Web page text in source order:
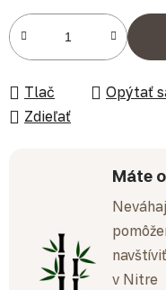
Jednotková cena:
Tlač Opýtať
Zdieľať
Máte
v Nitre